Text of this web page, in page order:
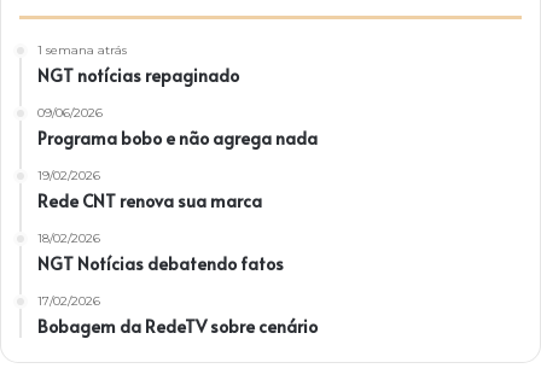
1 semana atrás
NGT notícias repaginado
09/06/2026
Programa bobo e não agrega nada
19/02/2026
Rede CNT renova sua marca
18/02/2026
NGT Notícias debatendo fatos
17/02/2026
Bobagem da RedeTV sobre cenário